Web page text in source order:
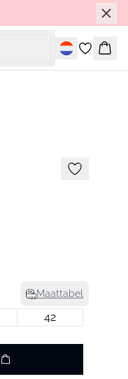
Maattabel
42